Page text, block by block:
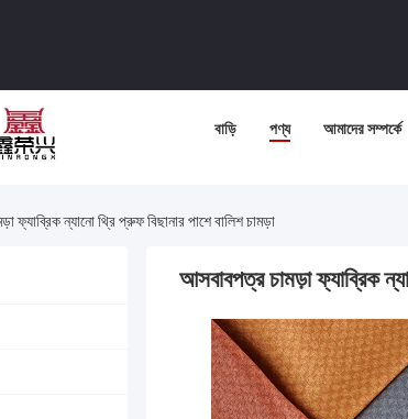
বাড়ি পণ্য আমাদের সম্পর্কে
ফ্যাব্রিক ন্যানো থ্রি প্রুফ বিছানার পাশে বালিশ চামড়া
আসবাবপত্র চামড়া ফ্যাব্রিক